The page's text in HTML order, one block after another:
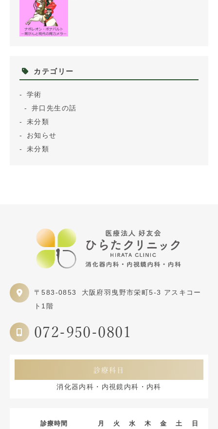
カテゴリー
学術
井口先生の話
未分類
お知らせ
未分類
〒583-0853
大阪府羽曳野市栄町5-3 アスキコー
ト1階
072-950-0801
診療科目
消化器内科・内視鏡内科・内科
診療時間 月 火 水 木 金 土 日